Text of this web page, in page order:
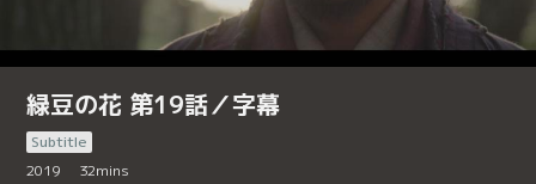
緑豆の花 第19話／字幕
Subtitle
2019
32mins